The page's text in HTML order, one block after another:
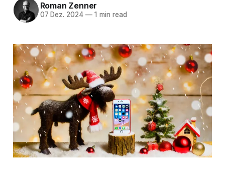
Roman Zenner
07 Dez. 2024 —1 min read